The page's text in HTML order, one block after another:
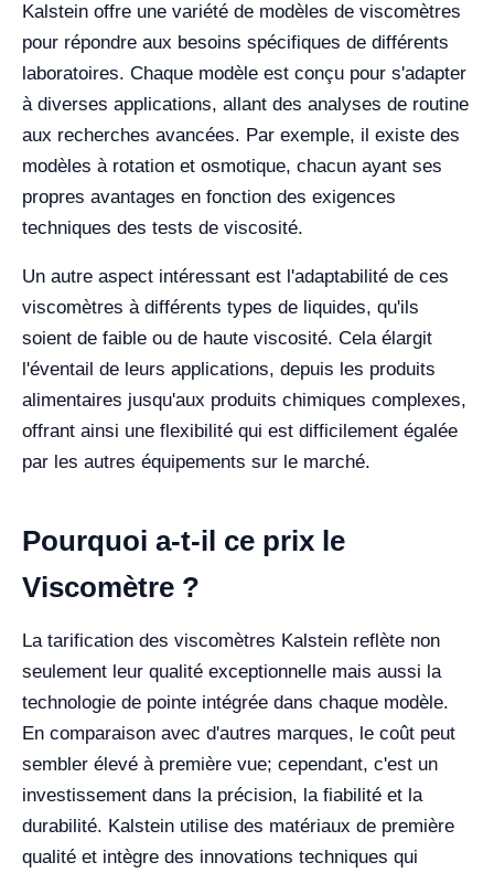
Kalstein offre une variété de modèles de viscomètres
pour répondre aux besoins spécifiques de différents
laboratoires. Chaque modèle est conçu pour s'adapter
à diverses applications, allant des analyses de routine
aux recherches avancées. Par exemple, il existe des
modèles à rotation et osmotique, chacun ayant ses
propres avantages en fonction des exigences
techniques des tests de viscosité.
Un autre aspect intéressant est l'adaptabilité de ces
viscomètres à différents types de liquides, qu'ils
soient de faible ou de haute viscosité. Cela élargit
l'éventail de leurs applications, depuis les produits
alimentaires jusqu'aux produits chimiques complexes,
offrant ainsi une flexibilité qui est difficilement égalée
par les autres équipements sur le marché.
Pourquoi a-t-il ce prix le
Viscomètre ?
La tarification des viscomètres Kalstein reflète non
seulement leur qualité exceptionnelle mais aussi la
technologie de pointe intégrée dans chaque modèle.
En comparaison avec d'autres marques, le coût peut
sembler élevé à première vue; cependant, c'est un
investissement dans la précision, la fiabilité et la
durabilité. Kalstein utilise des matériaux de première
qualité et intègre des innovations techniques qui